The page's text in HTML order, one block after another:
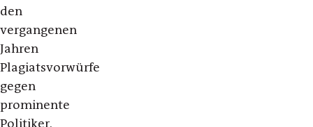
den
vergangenen
Jahren
Plagiatsvorwürfe
gegen
prominente